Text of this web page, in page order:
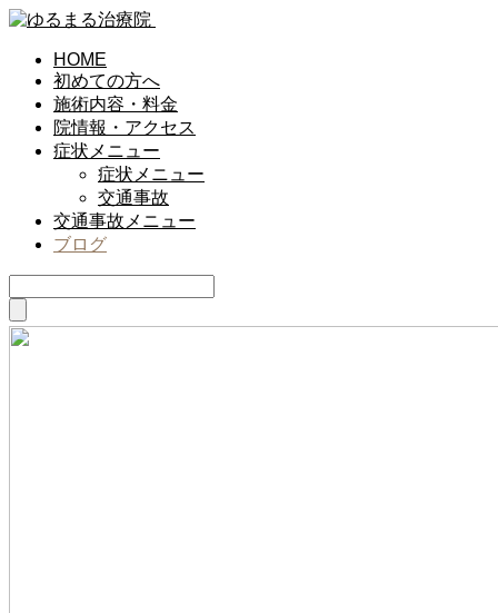
HOME
初めての方へ
施術内容・料金
院情報・アクセス
症状メニュー
症状メニュー
交通事故
交通事故メニュー
ブログ